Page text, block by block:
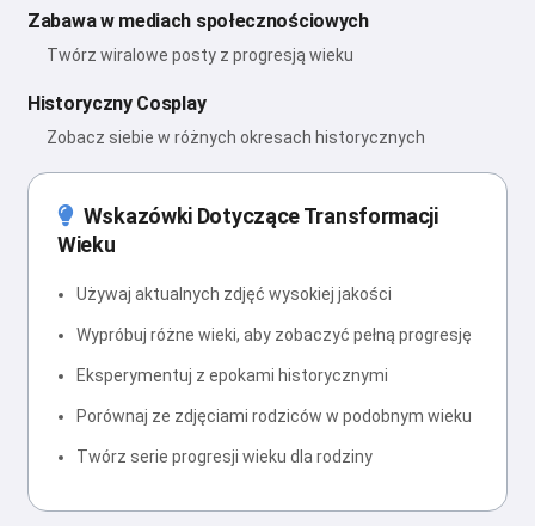
Zabawa w mediach społecznościowych
Twórz wiralowe posty z progresją wieku
Historyczny Cosplay
Zobacz siebie w różnych okresach historycznych
Wskazówki Dotyczące Transformacji
Wieku
Używaj aktualnych zdjęć wysokiej jakości
Wypróbuj różne wieki, aby zobaczyć pełną progresję
Eksperymentuj z epokami historycznymi
Porównaj ze zdjęciami rodziców w podobnym wieku
Twórz serie progresji wieku dla rodziny